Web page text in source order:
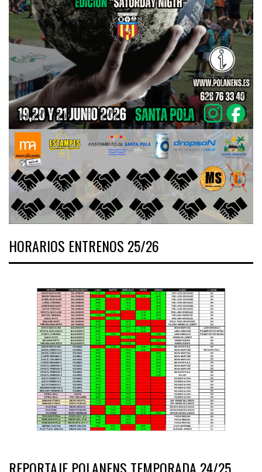
HORARIOS ENTRENOS 25/26
REPORTAJE POLANENS TEMPORADA 24/25